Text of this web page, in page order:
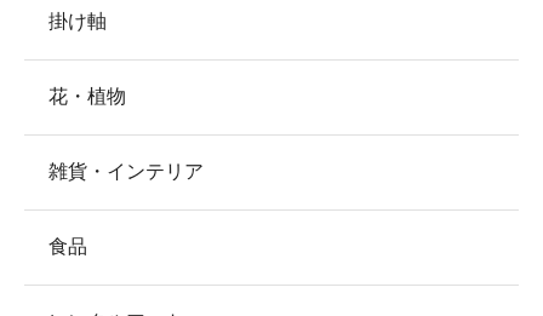
掛け軸
花・植物
雑貨・インテリア
食品